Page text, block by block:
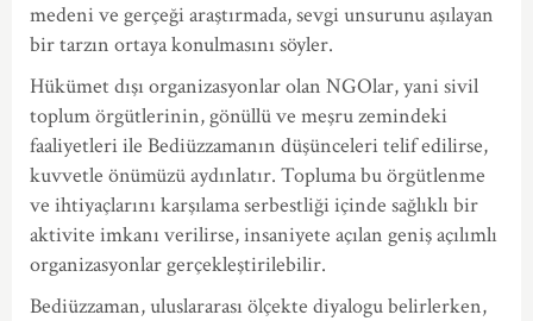
medeni ve gerçeği araştırmada, sevgi unsurunu aşılayan
bir tarzın ortaya konulmasını söyler.
Hükümet dışı organizasyonlar olan NGOlar, yani sivil
toplum örgütlerinin, gönüllü ve meşru zemindeki
faaliyetleri ile Bediüzzamanın düşünceleri telif edilirse,
kuvvetle önümüzü aydınlatır. Topluma bu örgütlenme
ve ihtiyaçlarını karşılama serbestliği içinde sağlıklı bir
aktivite imkanı verilirse, insaniyete açılan geniş açılımlı
organizasyonlar gerçekleştirilebilir.
Bediüzzaman, uluslararası ölçekte diyalogu belirlerken,